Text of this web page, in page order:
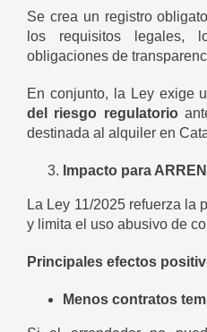
Se crea un registro
los requisitos legales,
obligaciones de
En conjunto, la Ley exige
del riesgo regulatorio
destinada al alquiler en
Impacto para
La Ley 11/2025 refuerza la
y limita el uso abusivo de
Principales efectos
Menos contratos